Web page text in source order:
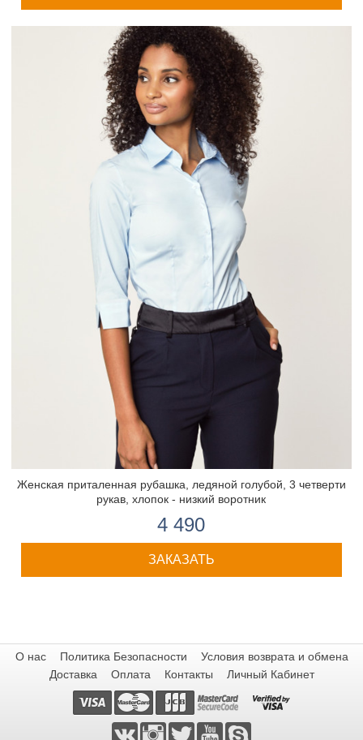
Женская приталенная рубашка, ледяной голубой, 3 четверти
рукав, хлопок - низкий воротник
4 490
ЗАКАЗАТЬ
О нас Политика Безопасности
Условия возврата и обмена
Доставка
Оплата Контакты Личный Кабинет